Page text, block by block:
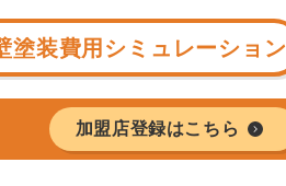
塗装費用シミュレーション
加盟店登録はこちら